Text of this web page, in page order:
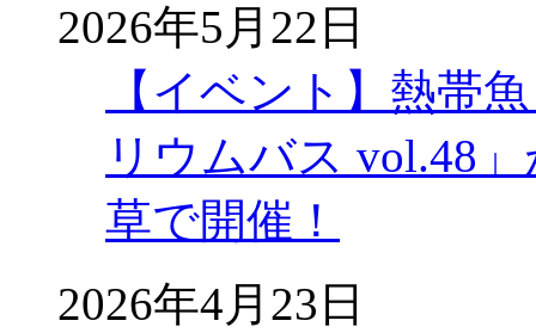
2026年5月22日
【イベント】熱帯
リウムバス vol.48
草で開催！
2026年4月23日